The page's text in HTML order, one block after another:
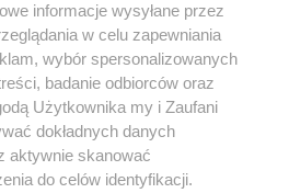
2 / 0
Skontakuj sięz nami
Kontakt
Redakcja
Newsletter
informacje wysyłane przez
w celu zapewniania
wybór spersonalizowanych
badanie odbiorców oraz
Użytkownika my i Zaufani
dokładnych danych
aktywnie skanować
do celów identyfikacji.